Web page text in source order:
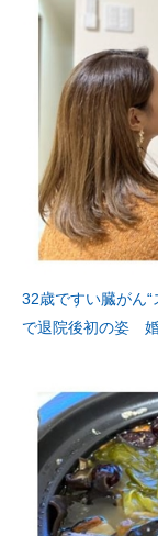
32歳ですい臓がん
で退院後初の姿 婚